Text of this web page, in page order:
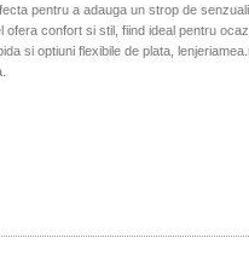
pentru a adauga un strop de
confort si stil, fiind ideal pentru
si optiuni flexibile de plata,